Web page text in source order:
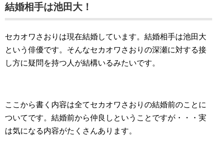
結婚相手は池田大！
セカオワさおりは現在結婚しています。結婚相手は池田大
という俳優です。そんなセカオワさおりの深瀬に対する接
し方に疑問を持つ人が結構いるみたいです。
ここから書く内容は全てセカオワさおりの結婚前のことに
ついてです。結婚前から仲良しということですが・・・実
は気になる内容がたくさんあります。